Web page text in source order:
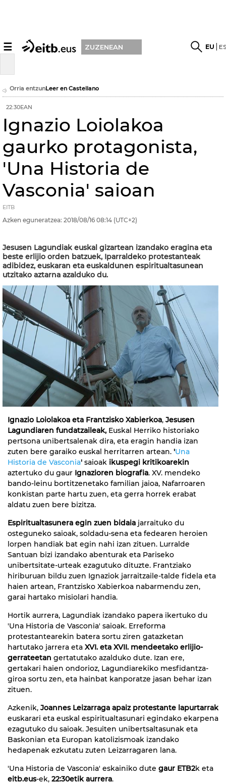
☰ ZUZENEAN EU
Orria entzunLeer en Castellano
22:30EAN
Ignazio Loiolakoa
gaurko protagonista,
'Una Historia de
Vasconia' saioan
EITB
Azken eguneratzea: 2018/08/16 08:14 (UTC+2)
Jesusen Lagundiak euskal gizartean izandako eragina eta
beste erlijio orden batzuek, Iparraldeko protestanteak
adibidez, euskaran eta euskaldunen espiritualtasunean
utzitako aztarna azalduko du.
Ignazio Loiolakoa eta Frantzisko Xabierkoa, Jesusen
Lagundiaren fundatzaileak, Euskal Herriko historiako
pertsona unibertsalenak dira, eta eragin handia izan
zuten bere garaiko euskal herritarren artean. 'Una
Historia de Vasconia' saioak ikuspegi kritikoarekin
aztertuko du gaur Ignazioren biografia. XV. mendeko
bando-leinu bortitzenetako familian jaioa, Nafarroaren
konkistan parte hartu zuen, eta gerra horrek erabat
aldatu zuen bere bizitza.
Espiritualtasunera egin zuen bidaia jarraituko du
osteguneko saioak, soldadu-sena eta fedearen heroien
lorpen handiak bat egin nahi izan zituen. Lurralde
Santuan bizi izandako abenturak eta Pariseko
unibertsitate-urteak ezagutuko dituzte. Frantziako
hiriburuan bildu zuen Ignaziok jarraitzaile-talde fidela eta
haien artean, Frantzisko Xabierkoa nabarmendu zen,
garai hartako misiolari handia.
Hortik aurrera, Lagundiak izandako papera ikertuko du
'Una Historia de Vasconia' saioak. Erreforma
protestantearekin batera sortu ziren gatazketan
hartutako jarrera eta XVI. eta XVII. mendeetako erlijio-
gerrateetan gertatutako azalduko dute. Izan ere,
gertakari haien ondorioz, Lagundiarekiko mesfidantza-
giroa sortu zen, eta hainbat kanporatze jasan behar izan
zituen.
Azkenik, Joannes Leizarraga apaiz protestante lapurtarrak
euskarari eta euskal espiritualtasunari egindako ekarpena
ezagutuko du saioak. Jesuiten unibertsaltasunak eta
Baskonian eta Europan katolizismoak izandako
hedapenak ezkutatu zuten Leizarragaren lana.
'Una Historia de Vasconia' eskainiko dute gaur ETB2k eta
eitb.eus-ek, 22:30etik aurrera.